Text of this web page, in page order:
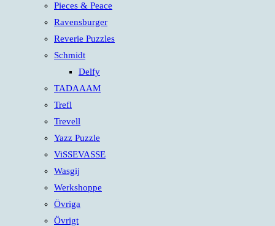
Pieces & Peace
Ravensburger
Reverie Puzzles
Schmidt
Delfy
TADAAAM
Trefl
Trevell
Yazz Puzzle
ViSSEVASSE
Wasgij
Werkshoppe
Övriga
Övrigt